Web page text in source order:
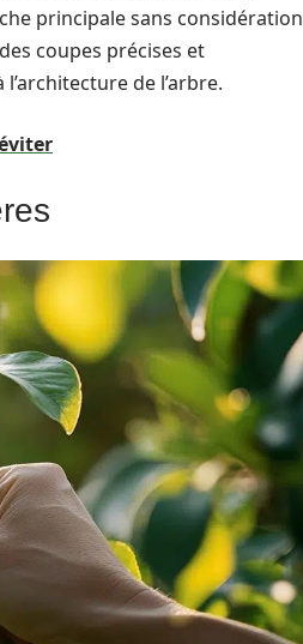
principale sans considération
coupes précises et
de l’arbre.